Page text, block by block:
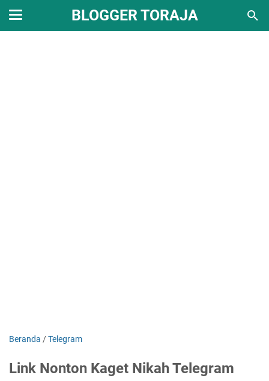
BLOGGER TORAJA
Beranda /Telegram
Link Nonton Kaget Nikah Telegram